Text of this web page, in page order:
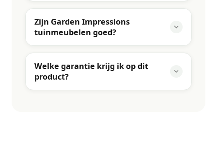
Zijn Garden Impressions
tuinmeubelen goed?
Welke garantie krijg ik op dit
product?